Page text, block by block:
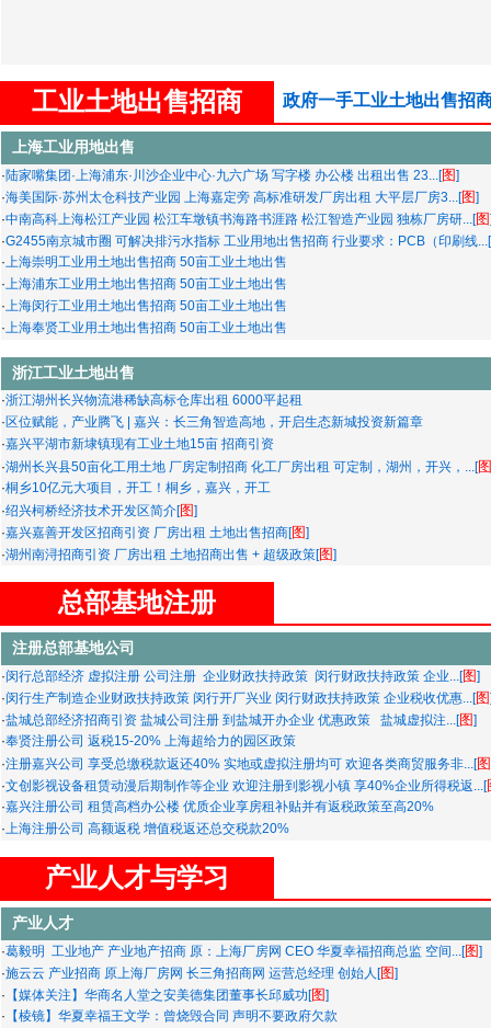
工业土地出售招商 政府一手工业土地出售招
上海工业用地出售
·陆家嘴集团·上海浦东·川沙企业中心·九六广场 写字楼 办公楼 出租出售 23...[图]
·海美国际·苏州太仓科技产业园 上海嘉定旁 高标准研发厂房出租 大平层厂房3...[图]
·中南高科上海松江产业园 松江车墩镇书海路书涯路 松江智造产业园 独栋厂房研...[图
·G2455南京城市圈 可解决排污水指标 工业用地出售招商 行业要求：PCB（印刷线...[
·上海崇明工业用土地出售招商 50亩工业土地出售
·上海浦东工业用土地出售招商 50亩工业土地出售
·上海闵行工业用土地出售招商 50亩工业土地出售
·上海奉贤工业用土地出售招商 50亩工业土地出售
浙江工业土地出售
·浙江湖州长兴物流港稀缺高标仓库出租 6000平起租
· 区位赋能，产业腾飞 | 嘉兴：长三角智造高地，开启生态新城投资新篇章
·嘉兴平湖市新埭镇现有工业土地15亩 招商引资
·湖州长兴县50亩化工用土地 厂房定制招商 化工厂房出租 可定制，湖州，开兴，...[图
·桐乡10亿元大项目，开工！桐乡，嘉兴，开工
·绍兴柯桥经济技术开发区简介[图]
·嘉兴嘉善开发区招商引资 厂房出租 土地出售招商[图]
·湖州南浔招商引资 厂房出租 土地招商出售 + 超级政策[图]
总部基地注册
注册总部基地公司
·闵行总部经济 虚拟注册 公司注册 企业财政扶持政策 闵行财政扶持政策 企业...[图]
·闵行生产制造企业财政扶持政策 闵行开厂兴业 闵行财政扶持政策 企业税收优惠...[图
·盐城总部经济招商引资 盐城公司注册 到盐城开办企业 优惠政策 盐城虚拟注...[图]
·奉贤注册公司 返税15-20% 上海超给力的园区政策
·注册嘉兴公司 享受总缴税款返还40% 实地或虚拟注册均可 欢迎各类商贸服务非...[图
·文创影视设备租赁动漫后期制作等企业 欢迎注册到影视小镇 享40%企业所得税返...[
·嘉兴注册公司 租赁高档办公楼 优质企业享房租补贴并有返税政策至高20%
·上海注册公司 高额返税 增值税返还总交税款20%
崇明的财政扶持政策 注册崇明公司
注册崇明公司 注册个人独资企业 申请核定征收 节税70%以上
5月1日起，增值税税率降低1%，预计全年可减税2400亿元。过去五年我国累计减...
·国务院常务会议：再推出7项减税措施支持创业创新
房地产开发企业各阶段税务筹划
注册这种类型的公司“纳税最少”
中兴事件后怎样把握并购重组的“历史性发展机遇”做好并购重组税务规划
产业人才与学习
产业人才
·葛毅明 工业地产 产业地产招商 原：上海厂房网 CEO 华夏幸福招商总监 空间...[图]
·施云云 产业招商 原上海厂房网 长三角招商网 运营总经理 创始人[图]
· 【媒体关注】华商名人堂之安美德集团董事长邱威功[图]
· 【棱镜】华夏幸福王文学：曾烧毁合同 声明不要政府欠款